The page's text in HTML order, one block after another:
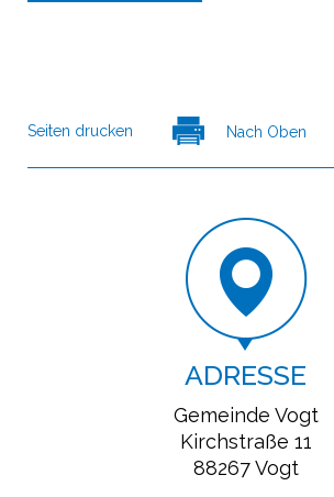
Seiten drucken Nach Oben
ADRESSE
Gemeinde Vogt
Kirchstraße 11
88267 Vogt